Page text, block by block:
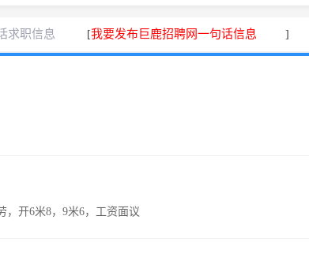
求职信息 [我要发布巨鹿招聘网一句话信息 ]
，开6米8，9米6，工资面议